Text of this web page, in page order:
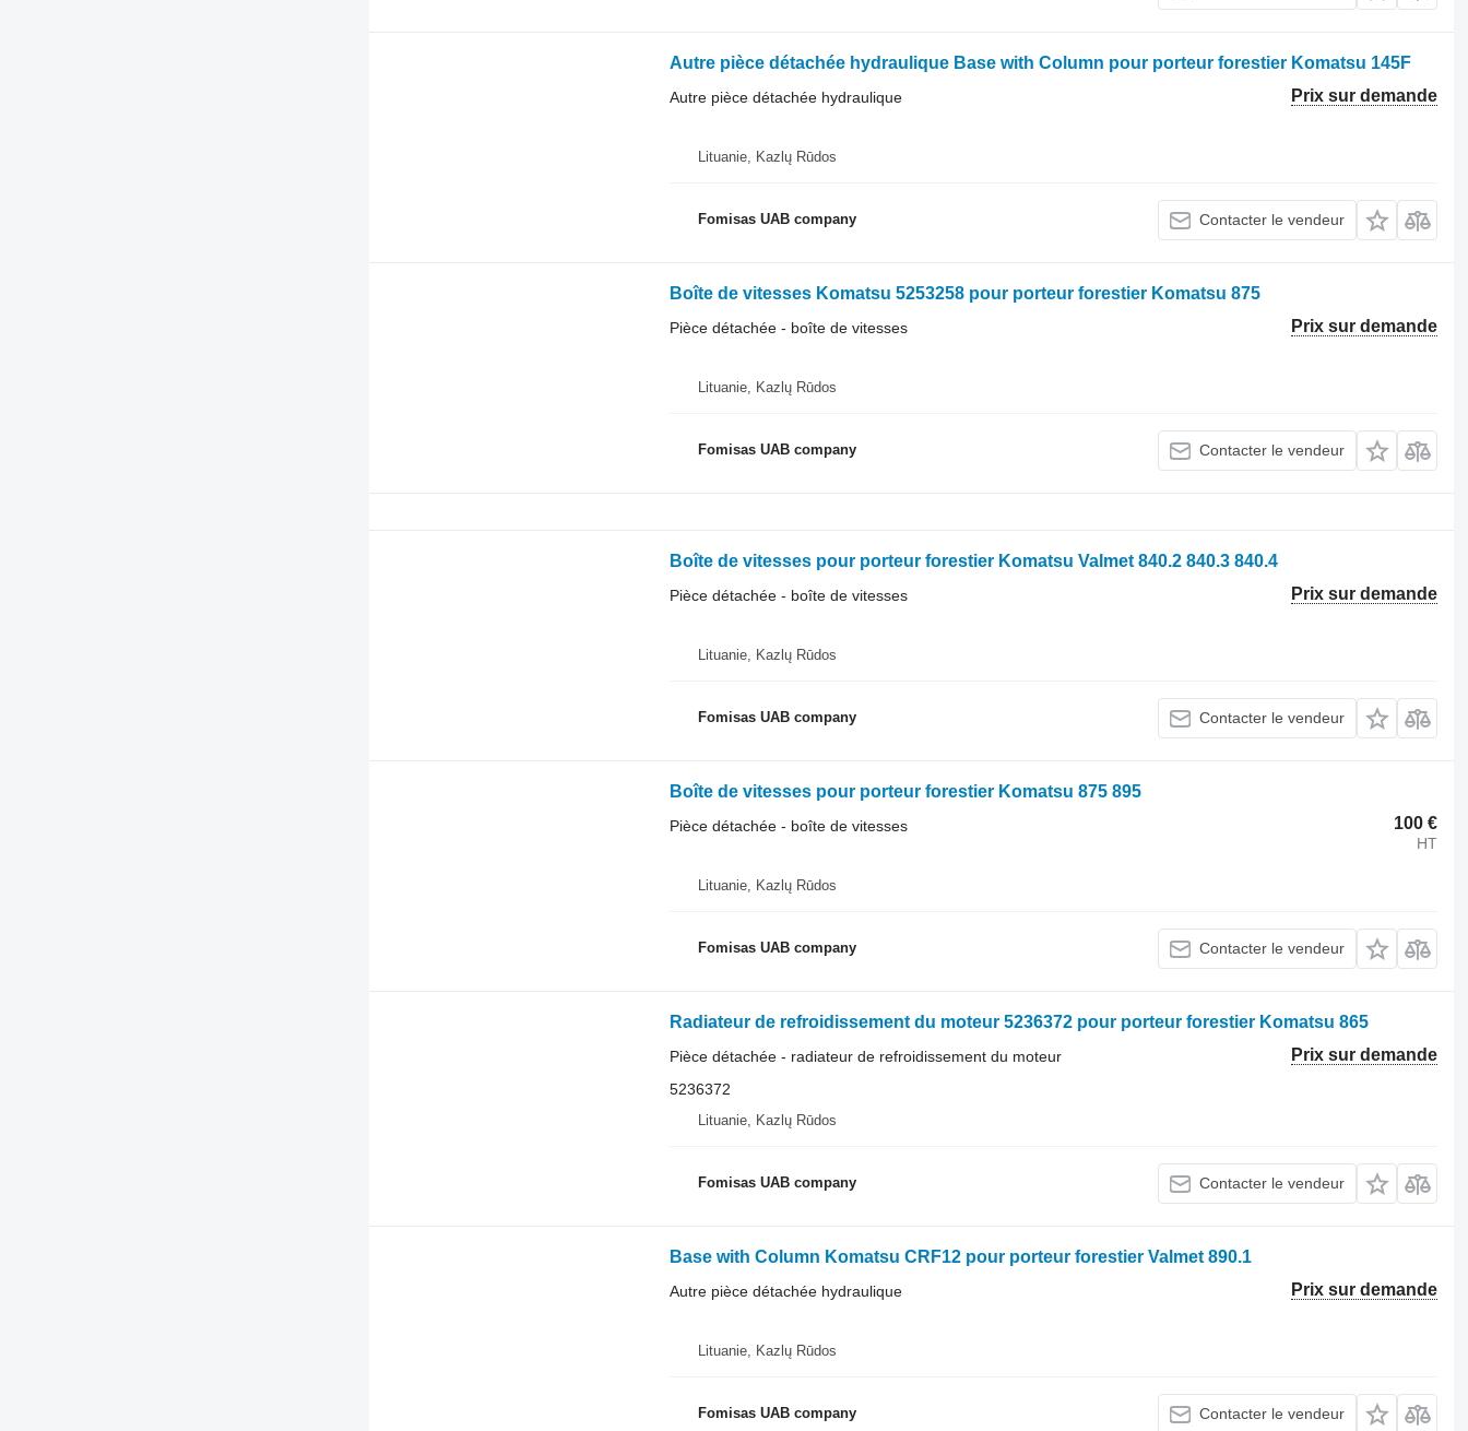
Autre pièce détachée hydraulique Base with Column pour porteur forestier Komatsu 145F
Prix sur demande
Autre pièce détachée hydraulique
Lituanie, Kazlų Rūdos
Fomisas UAB company Contacter le vendeur
Boîte de vitesses Komatsu 5253258 pour porteur forestier Komatsu 875
Prix sur demande
Pièce détachée - boîte de vitesses
Lituanie, Kazlų Rūdos
Fomisas UAB company Contacter le vendeur
Boîte de vitesses pour porteur forestier Komatsu Valmet 840.2 840.3 840.4
Prix sur demande
Pièce détachée - boîte de vitesses
Lituanie, Kazlų Rūdos
Fomisas UAB company Contacter le vendeur
Boîte de vitesses pour porteur forestier Komatsu 875 895
100 €
HT
Pièce détachée - boîte de vitesses
Lituanie, Kazlų Rūdos
Fomisas UAB company Contacter le vendeur
Radiateur de refroidissement du moteur 5236372 pour porteur forestier Komatsu 865
Prix sur demande
Pièce détachée - radiateur de refroidissement du moteur
5236372
Lituanie, Kazlų Rūdos
Fomisas UAB company Contacter le vendeur
Base with Column Komatsu CRF12 pour porteur forestier Valmet 890.1
Prix sur demande
Autre pièce détachée hydraulique
Lituanie, Kazlų Rūdos
Fomisas UAB company Contacter le vendeur